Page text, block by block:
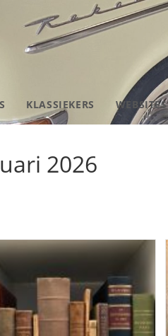
KLASSIEKERS WEBSITES
2026